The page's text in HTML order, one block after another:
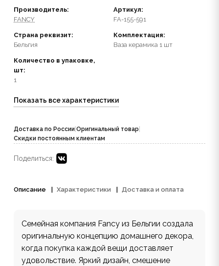
Производитель:
FANCY
Артикул:
FA-155-591
Страна реквизит:
Бельгия
Комплектация:
Ваза керамика 1 шт
Количество в упаковке,
шт:
1
Показать все характеристики
Доставка по России Оригинальный товар
Скидки постоянным клиентам
Поделиться:
Описание Характеристики Доставка и оплата
Семейная компания Fancy из Бельгии создала
оригинальную концепцию домашнего декора,
когда покупка каждой вещи доставляет
удовольствие. Яркий дизайн, смешение